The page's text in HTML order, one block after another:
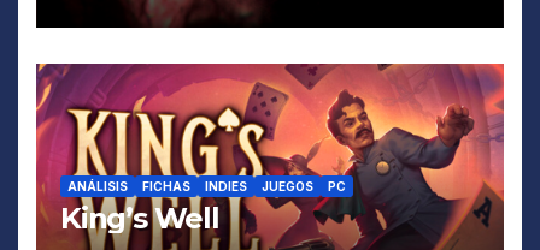
ANÁLISIS FICHAS INDIES JUEGOS PC
King’s Well